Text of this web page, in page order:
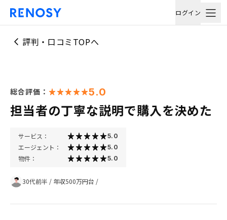
ログイン
評判・口コミTOPへ
総合評価： 5.0
担当者の丁寧な説明で購入を決めた
サービス： 5.0
エージェント： 5.0
物件： 5.0
30代前半 / 年収500万円台 /